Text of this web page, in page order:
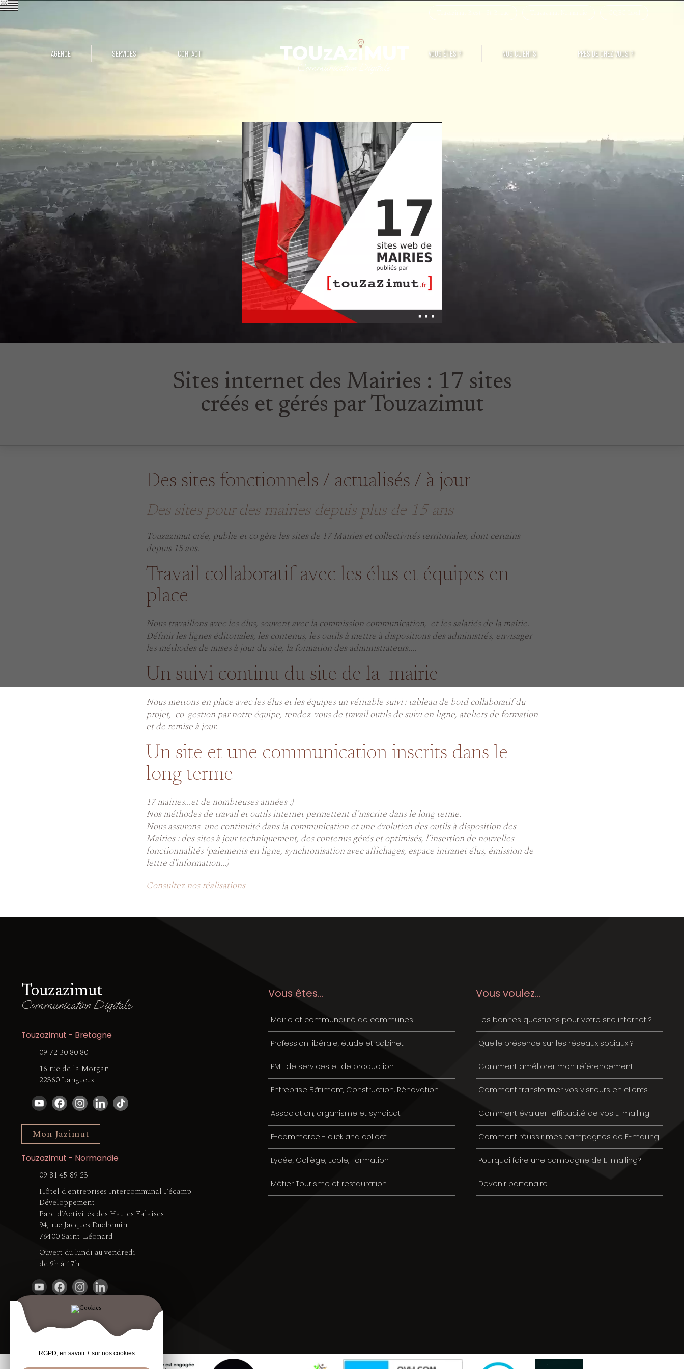
AGENCE SERVICES CONTACT VOUS ÊTES ? NOS CLIENTS PRÈS DE CHEZ VOUS ?
Sites internet des Mairies : 17 sites
créés et gérés par Touzazimut
Des sites fonctionnels / actualisés / à jour
Des sites pour des mairies depuis plus de 15 ans
Touzazimut crée, publie et co gère les sites de 17 Mairies et collectivités territoriales, dont certains
depuis 15 ans.
Travail collaboratif avec les élus et équipes en
place
Nous travaillons avec les élus, souvent avec la commission communication, et les salariés de la mairie.
Définir les lignes éditoriales, les contenus, les outils à mettre à dispositions des administrés, envisager
les méthodes de mises à jour du site, la formation des administrateurs....
Un suivi continu du site de la mairie
Nous mettons en place avec les élus et les équipes un véritable suivi : tableau de bord collaboratif du
projet, co-gestion par notre équipe, rendez-vous de travail outils de suivi en ligne, ateliers de formation
et de remise à jour.
Un site et une communication inscrits dans le
long terme
17 mairies...et de nombreuses années :)
Nos méthodes de travail et outils internet permettent d’inscrire dans le long terme.
Nous assurons une continuité dans la communication et une évolution des outils à disposition des
Mairies : des sites à jour techniquement, des contenus gérés et optimisés, l’insertion de nouvelles
fonctionnalités (paiements en ligne, synchronisation avec affichages, espace intranet élus, émission de
lettre d'information...)
Consultez nos réalisations
Touzazimut
Communication Digitale
Touzazimut - Bretagne
09 72 30 80 80
16 rue de la Morgan
22360 Langueux
Mon Jazimut
Touzazimut - Normandie
09 81 45 89 23
Hôtel d'entreprises Intercommunal Fécamp
Développement
Parc d’Activités des Hautes Falaises
94, rue Jacques Duchemin
76400 Saint-Léonard
Ouvert du lundi au vendredi
de 9h à 17h
Vous êtes...
Mairie et communauté de communes
Profession libérale, étude et cabinet
PME de services et de production
Entreprise Bâtiment, Construction, Rénovation
Association, organisme et syndicat
E-commerce - click and collect
Lycée, Collège, Ecole, Formation
Métier Tourisme et restauration
Vous voulez...
Les bonnes questions pour votre site internet ?
Quelle présence sur les réseaux sociaux ?
Comment améliorer mon référencement
Comment transformer vos visiteurs en clients
Comment évaluer l'efficacité de vos E-mailing
Comment réussir mes campagnes de E-mailing
Pourquoi faire une campagne de E-mailing?
Devenir partenaire
RGPD, en savoir + sur nos cookies